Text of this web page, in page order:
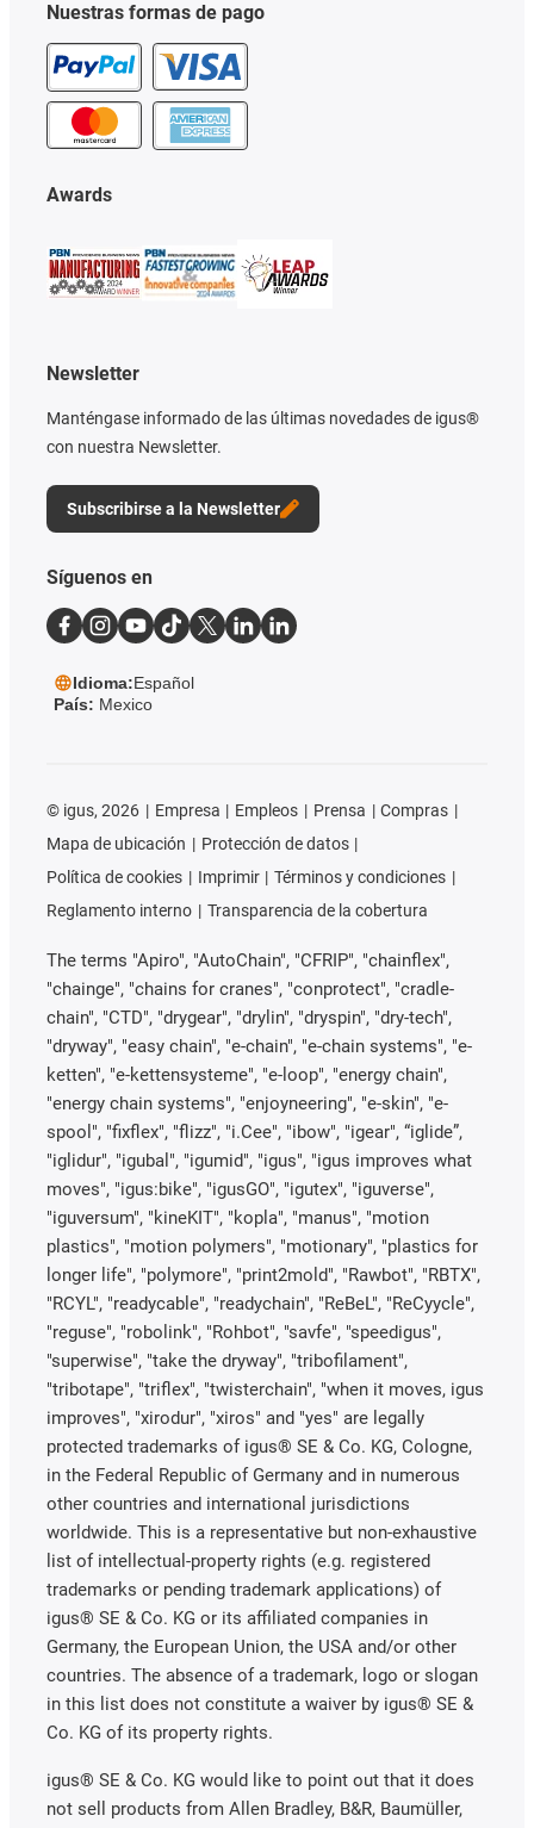
Nuestras formas de pago
Awards
Newsletter
Manténgase informado de las últimas novedades de igus®
con nuestra Newsletter.
Subscribirse a la Newsletter
Síguenos en
Idioma:Español
País: Mexico
© igus, 2026 Empresa Empleos Prensa
Compras
Mapa de ubicación
Protección de datos
Política de cookies
Imprimir
Términos y condiciones
Reglamento interno
Transparencia de la cobertura
The terms "Apiro", "AutoChain", "CFRIP", "chainflex",
"chainge", "chains for cranes", "conprotect", "cradle-
chain", "CTD", "drygear", "drylin", "dryspin", "dry-tech",
"dryway", "easy chain", "e-chain", "e-chain systems", "e-
ketten", "e-kettensysteme", "e-loop", "energy chain",
"energy chain systems", "enjoyneering", "e-skin", "e-
spool", "fixflex", "flizz", "i.Cee", "ibow", "igear", “iglide”,
"iglidur", "igubal", "igumid", "igus", "igus improves what
moves", "igus:bike", "igusGO", "igutex", "iguverse",
"iguversum", "kineKIT", "kopla", "manus", "motion
plastics", "motion polymers", "motionary", "plastics for
longer life", "polymore", "print2mold", "Rawbot", "RBTX",
"RCYL", "readycable", "readychain", "ReBeL", "ReCyycle",
"reguse", "robolink", "Rohbot", "savfe", "speedigus",
"superwise", "take the dryway", "tribofilament",
"tribotape", "triflex", "twisterchain", "when it moves, igus
improves", "xirodur", "xiros" and "yes" are legally
protected trademarks of igus® SE & Co. KG, Cologne,
in the Federal Republic of Germany and in numerous
other countries and international jurisdictions
worldwide. This is a representative but non-exhaustive
list of intellectual-property rights (e.g. registered
trademarks or pending trademark applications) of
igus® SE & Co. KG or its affiliated companies in
Germany, the European Union, the USA and/or other
countries. The absence of a trademark, logo or slogan
in this list does not constitute a waiver by igus® SE &
Co. KG of its property rights.
igus® SE & Co. KG would like to point out that it does
not sell products from Allen Bradley, B&R, Baumüller,